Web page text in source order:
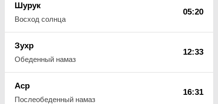
Шурук
Восход солнца
05:20
Зухр
Обеденный намаз
12:33
Аср
Послеобеденный намаз
16:31